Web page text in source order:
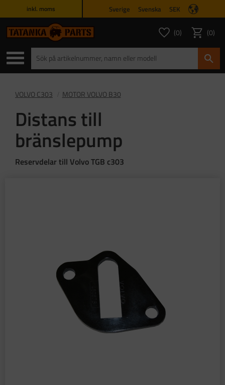
inkl. moms Sverige Svenska SEK
Favoriter
ANTAL
0 Kundvagn
0
VOLVO C303 MOTOR VOLVO B30
Distans till
bränslepump
Reservdelar till Volvo TGB c303